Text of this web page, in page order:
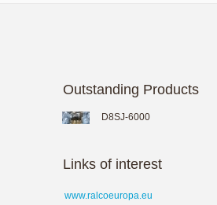
Outstanding Products
D8SJ-6000
Links of interest
www.ralcoeuropa.eu